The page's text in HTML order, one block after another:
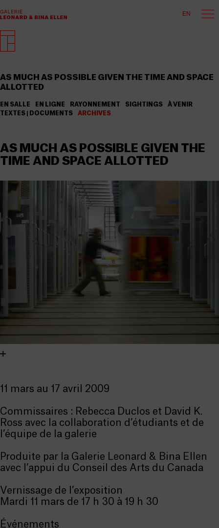
EN
AS MUCH AS POSSIBLE GIVEN THE TIME AND SPACE
ALLOTTED
EN SALLE EN LIGNE RAYONNEMENT SIGHTINGS
À VENIR
TEXTES | DOCUMENTS
ARCHIVES
AS MUCH AS POSSIBLE GIVEN THE
TIME AND SPACE ALLOTTED
11 mars au 17 avril 2009
Commissaires : Rebecca Duclos et David K.
Ross avec la collaboration d’étudiants et de
l’équipe de la galerie
Produite par la Galerie Leonard & Bina Ellen
avec l’appui du Conseil des Arts du Canada
Vernissage de l’exposition
Mardi 11 mars de 17 h 30 à 19 h 30
Événements